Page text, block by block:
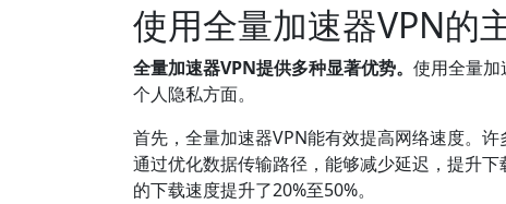
使用全量加速器VPN的
全量加速器VPN提供多种显著优势。 使用全量
个人隐私方面。
首先，全量加速器VPN能有效提高网络速度。
通过优化数据传输路径，能够减少延迟，提升
的下载速度提升了20%至50%。